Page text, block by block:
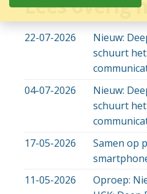
Lees overig
22-07-2026
Nieuw:
schuurt
04-07-2026
Nieuw:
schuurt
17-05-2026
Samen op
11-05-2026
Oproep: